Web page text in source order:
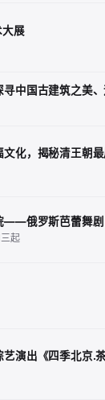
大展
中国古建筑之美、
化，揭秘清王朝最
——俄罗斯芭蕾舞剧
起
演出《四季北京.茶